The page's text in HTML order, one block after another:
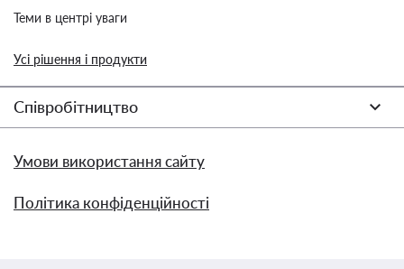
Теми в центрі уваги
Усі рішення і продукти
Співробітництво
Умови використання сайту
Політика конфіденційності